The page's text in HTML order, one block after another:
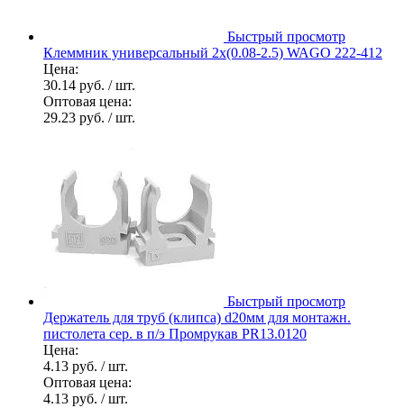
Быстрый просмотр
Клеммник универсальный 2х(0.08-2.5) WAGO 222-412
Цена:
30.14 руб. / шт.
Оптовая цена:
29.23 руб. / шт.
Быстрый просмотр
Держатель для труб (клипса) d20мм для монтажн.
пистолета сер. в п/э Промрукав PR13.0120
Цена:
4.13 руб. / шт.
Оптовая цена:
4.13 руб. / шт.